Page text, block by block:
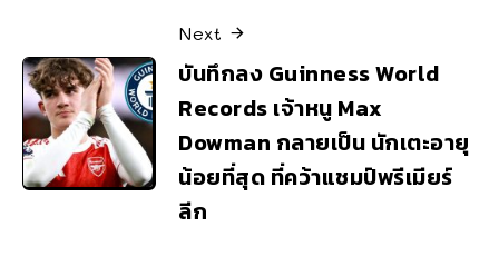
Next
บันทึกลง Guinness World
Records เจ้าหนู Max
Dowman กลายเป็น นักเตะอายุ
น้อยที่สุด ที่คว้าแชมป์พรีเมียร์
ลีก